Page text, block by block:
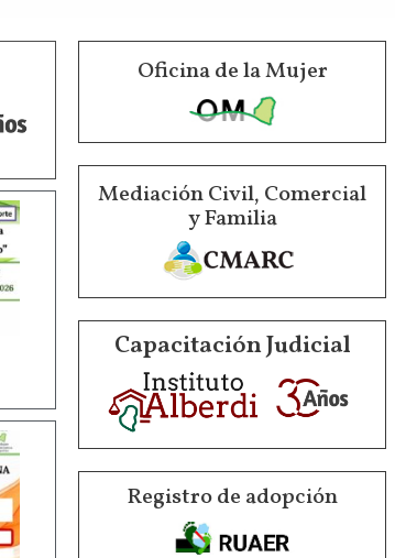
Oficina de la Mujer
Mediación Civil, Comercial
y Familia
Capacitación Judicial
Registro de adopción